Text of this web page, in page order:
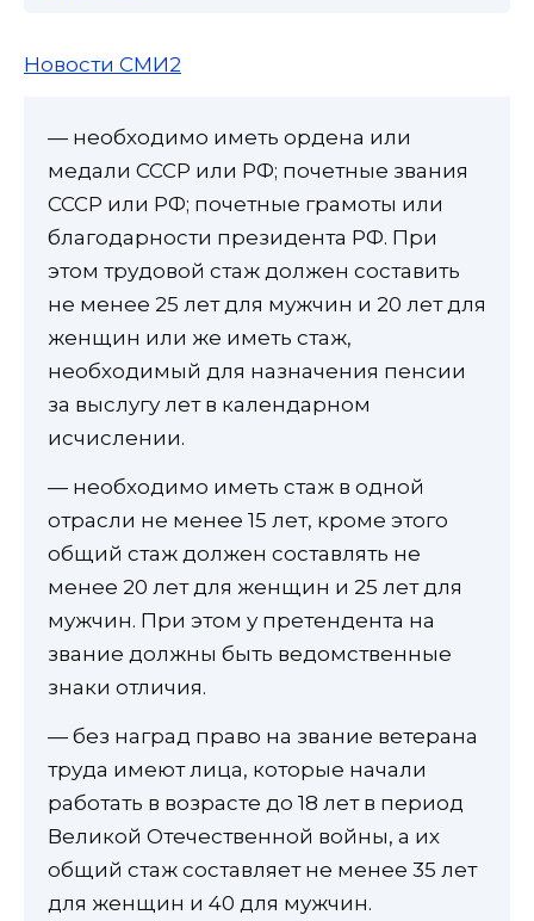
Новости СМИ2
— необходимо иметь ордена или
медали СССР или РФ; почетные звания
СССР или РФ; почетные грамоты или
благодарности президента РФ. При
этом трудовой стаж должен составить
не менее 25 лет для мужчин и 20 лет для
женщин или же иметь стаж,
необходимый для назначения пенсии
за выслугу лет в календарном
исчислении.
— необходимо иметь стаж в одной
отрасли не менее 15 лет, кроме этого
общий стаж должен составлять не
менее 20 лет для женщин и 25 лет для
мужчин. При этом у претендента на
звание должны быть ведомственные
знаки отличия.
— без наград право на звание ветерана
труда имеют лица, которые начали
работать в возрасте до 18 лет в период
Великой Отечественной войны, а их
общий стаж составляет не менее 35 лет
для женщин и 40 для мужчин.